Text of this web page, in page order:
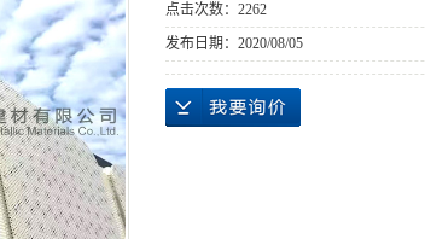
点击次数： 2262
发布日期： 2020/08/05